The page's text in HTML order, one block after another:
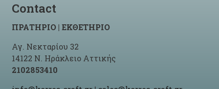
Contact
ΠΡΑΤΗΡΙΟ | ΕΚΘΕΤΗΡΙΟ
Αγ. Νεκταρίου 32
14122 Ν. Ηράκλειο Αττικής
2102853410